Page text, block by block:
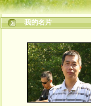
我的名片